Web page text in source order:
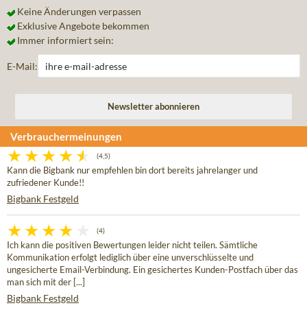
Keine Änderungen verpassen
Exklusive Angebote bekommen
Immer informiert sein:
E-Mail:
Verbrauchermeinungen
(4,5)
Kann die Bigbank nur empfehlen bin dort bereits jahrelanger und
zufriedener Kunde!!
Bigbank Festgeld
(4)
Ich kann die positiven Bewertungen leider nicht teilen. Sämtliche
Kommunikation erfolgt lediglich über eine unverschlüsselte und
ungesicherte Email-Verbindung. Ein gesichertes Kunden-Postfach über das
man sich mit der [...]
Bigbank Festgeld